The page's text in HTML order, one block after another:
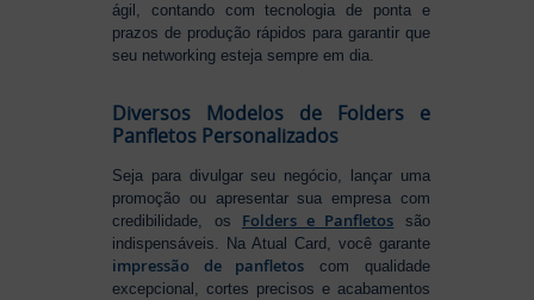
ágil, contando com tecnologia de ponta e
prazos de produção rápidos para garantir que
seu networking esteja sempre em dia.
Diversos Modelos de Folders e
Panfletos Personalizados
Seja para divulgar seu negócio, lançar uma
promoção ou apresentar sua empresa com
credibilidade, os Folders e Panfletos são
indispensáveis. Na Atual Card, você garante
impressão de panfletos com qualidade
excepcional, cortes precisos e acabamentos